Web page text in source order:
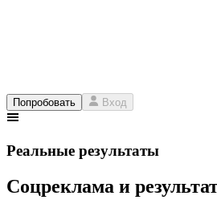
Попробовать Вход
Реальные результаты
Соцреклама и